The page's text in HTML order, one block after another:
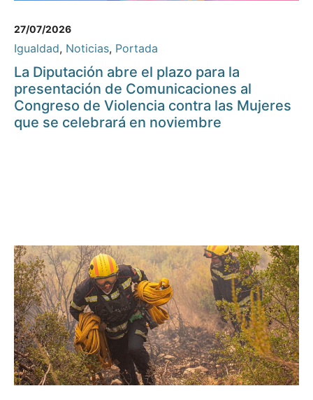
27/07/2026
Igualdad, Noticias, Portada
La Diputación abre el plazo para la
presentación de Comunicaciones al
Congreso de Violencia contra las Mujeres
que se celebrará en noviembre